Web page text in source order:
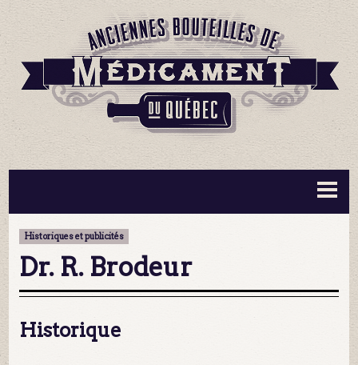
BOUTEILLES ▼
MA COLLECTION
Historiques et publicités
Dr. R. Brodeur
Historique